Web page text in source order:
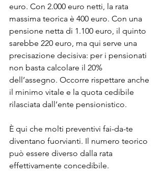
euro. Con 2.000 euro netti, la rata
massima teorica è 400 euro. Con una
pensione netta di 1.100 euro, il quinto
sarebbe 220 euro, ma qui serve una
precisazione decisiva: per i pensionati
non basta calcolare il 20%
dell’assegno. Occorre rispettare anche
il minimo vitale e la quota cedibile
rilasciata dall’ente pensionistico.
È qui che molti preventivi fai-da-te
diventano fuorvianti. Il numero teorico
può essere diverso dalla rata
effettivamente concedibile.